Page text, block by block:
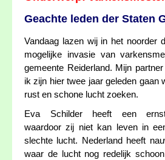
Geachte leden der Staten
Vandaag lazen wij in het noorder
mogelijke invasie van
gemeente Reiderland. Mijn
ik zijn hier twee jaar geleden gaan
rust en schone lucht zoeken.
Eva Schilder heeft een
waardoor zij niet kan leven in
slechte lucht. Nederland heeft
waar de lucht nog redelijk